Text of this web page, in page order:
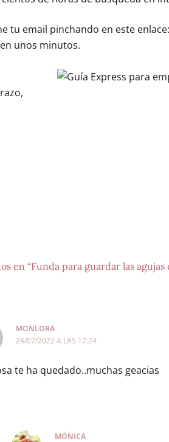
tu email pinchando en este enlace:
unos minutos.
en “Funda para guardar las agujas
MONLORA
24/07/2022 A LAS 17:24
te ha quedado..muchas geacias
MÓNICA